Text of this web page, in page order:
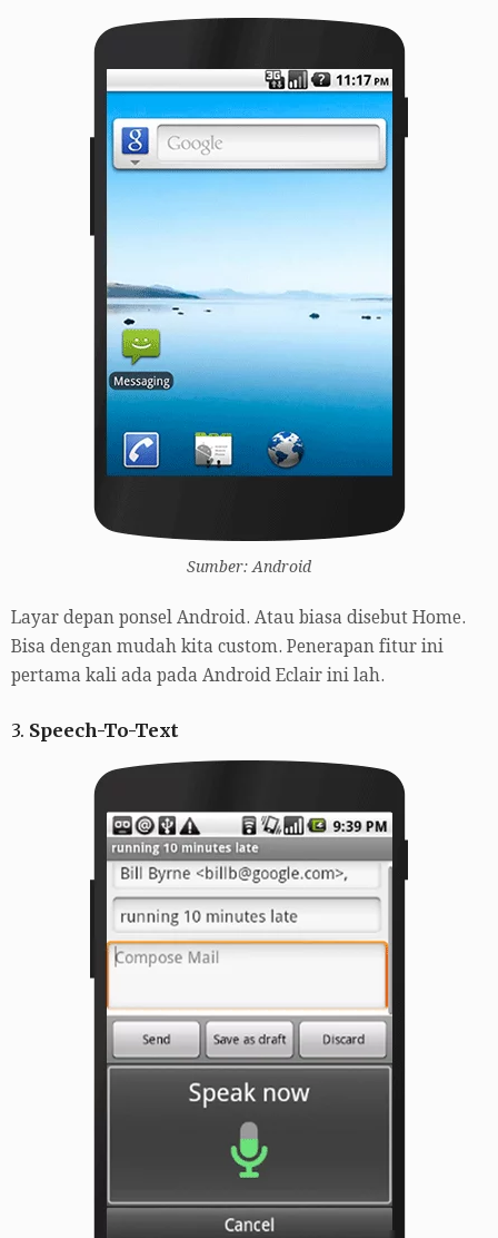
Sumber: Android
Layar depan ponsel Android. Atau biasa disebut Home.
Bisa dengan mudah kita custom. Penerapan fitur ini
pertama kali ada pada Android Eclair ini lah.
3. Speech-To-Text